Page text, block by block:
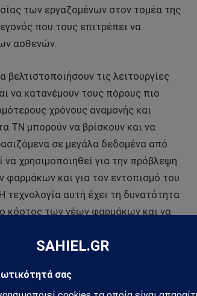
των εργαζομένων στον τομέα της
που τους επιτρέπει να
ασθενών.
τις λειτουργίες
να κατανέμουν τους πόρους πιο
χρόνους αναμονής και
ΤΝ μπορούν να βρίσκουν και να
σε μεγάλα δεδομένα από
χρησιμοποιηθεί για την πρόβλεψη
και για τον εντοπισμό του
αυτή έχει τη δυνατότητα
κόστος των νέων φαρμάκων και να
νοημοσύνης στην ιατρική, με
περίθαλψης, τις τεχνολογικές